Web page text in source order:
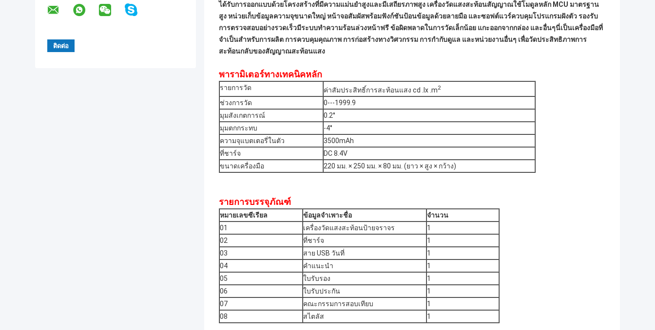
ได้รับการออกแบบด้วยโครงสร้างที่มีความแม่นยำสูงและมีเสถียรภาพสูง เครื่องวัดแสงสะท้อนสัญญาณใช้โมดูลหลัก MCU มาตรฐาน
สูง หน่วยเก็บข้อมูลความจุขนาดใหญ่ หน้าจอสัมผัสพร้อมฟังก์ชันป้อนข้อมูลด้วยลายมือ และซอฟต์แวร์ควบคุมโปรแกรมฝังตัว รองรับ
การตรวจสอบอย่างรวดเร็วมีระบบทำความร้อนล่วงหน้าฟรี ข้อผิดพลาดในการวัดเล็กน้อย แกะออกจากกล่อง และอื่นๆนี่เป็นเครื่องมือที่
จำเป็นสำหรับการผลิต การควบคุมคุณภาพ การก่อสร้างทางวิศวกรรม การกำกับดูแล และหน่วยงานอื่นๆ เพื่อวัดประสิทธิภาพการ
สะท้อนกลับของสัญญาณสะท้อนแสง
พารามิเตอร์ทางเทคนิคหลัก
รายการวัด ค่าสัมประสิทธิ์การสะท้อนแสง cd .lx .m2
ช่วงการวัด
0---1999.9
มุมสังเกตการณ์
0.2°
มุมตกกระทบ
-4°
ความจุแบตเตอรี่ในตัว
3500mAh
ที่ชาร์จ
DC 8.4V
ขนาดเครื่องมือ
220 มม. × 250 มม. × 80 มม. (ยาว × สูง × กว้าง)
รายการบรรจุภัณฑ์
หมายเลขซีเรียล ข้อมูลจำเพาะชื่อ
จำนวน
01
เครื่องวัดแสงสะท้อนป้ายจราจร
1
02
ที่ชาร์จ
1
03
สาย USB วันที่
1
04
คำแนะนำ
1
05
ใบรับรอง
1
06
ใบรับประกัน
1
07
คณะกรรมการสอบเทียบ
1
08
สไตลัส 1